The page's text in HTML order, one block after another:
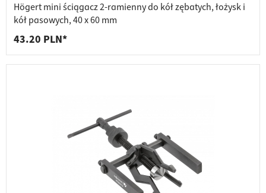
Högert mini ściągacz 2-ramienny do kół zębatych, łożysk i
kół pasowych, 40 x 60 mm
43.20 PLN*